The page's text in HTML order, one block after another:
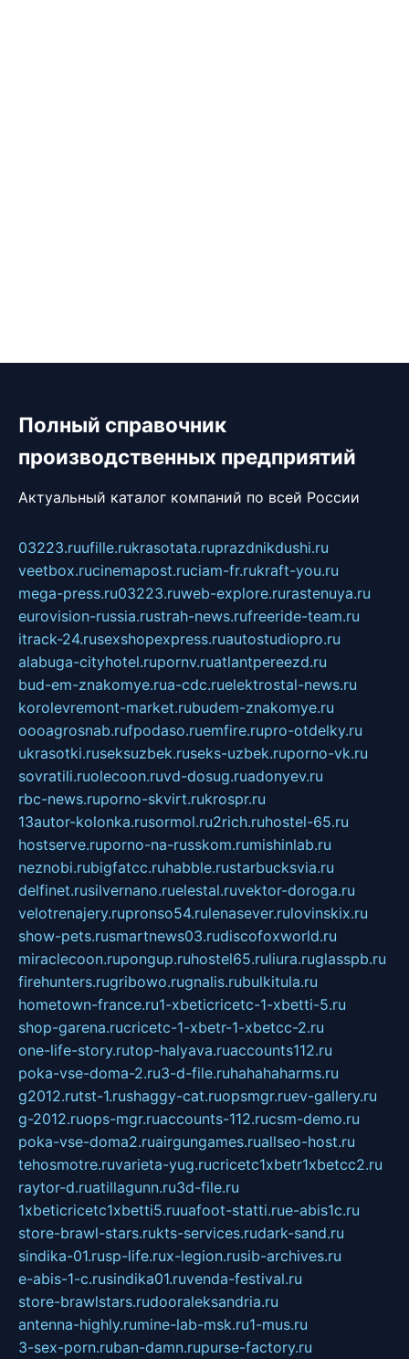
Полный справочник
производственных предприятий
Актуальный каталог компаний по всей России
03223.ruufille.rukrasotata.ruprazdnikdushi.ru
veetbox.rucinemapost.ruciam-fr.rukraft-you.ru
mega-press.ru03223.ruweb-explore.rurastenuya.ru
eurovision-russia.rustrah-news.rufreeride-team.ru
itrack-24.rusexshopexpress.ruautostudiopro.ru
alabuga-cityhotel.rupornv.ruatlantpereezd.ru
bud-em-znakomye.rua-cdc.ruelektrostal-news.ru
korolevremont-market.rubudem-znakomye.ru
oooagrosnab.rufpodaso.ruemfire.rupro-otdelky.ru
ukrasotki.ruseksuzbek.ruseks-uzbek.ruporno-vk.ru
sovratili.ruolecoon.ruvd-dosug.ruadonyev.ru
rbc-news.ruporno-skvirt.rukrospr.ru
13autor-kolonka.rusormol.ru2rich.ruhostel-65.ru
hostserve.ruporno-na-russkom.rumishinlab.ru
neznobi.rubigfatcc.ruhabble.rustarbucksvia.ru
delfinet.rusilvernano.ruelestal.ruvektor-doroga.ru
velotrenajery.rupronso54.rulenasever.rulovinskix.ru
show-pets.rusmartnews03.rudiscofoxworld.ru
miraclecoon.rupongup.ruhostel65.ruliura.ruglasspb.ru
firehunters.rugribowo.rugnalis.rubulkitula.ru
hometown-france.ru1-xbeticricetc-1-xbetti-5.ru
shop-garena.rucricetc-1-xbetr-1-xbetcc-2.ru
one-life-story.rutop-halyava.ruaccounts112.ru
poka-vse-doma-2.ru3-d-file.ruhahahaharms.ru
g2012.rutst-1.rushaggy-cat.ruopsmgr.ruev-gallery.ru
g-2012.ruops-mgr.ruaccounts-112.rucsm-demo.ru
poka-vse-doma2.ruairgungames.ruallseo-host.ru
tehosmotre.ruvarieta-yug.rucricetc1xbetr1xbetcc2.ru
raytor-d.ruatillagunn.ru3d-file.ru
1xbeticricetc1xbetti5.ruuafoot-statti.rue-abis1c.ru
store-brawl-stars.rukts-services.rudark-sand.ru
sindika-01.rusp-life.rux-legion.rusib-archives.ru
e-abis-1-c.rusindika01.ruvenda-festival.ru
store-brawlstars.rudooraleksandria.ru
antenna-highly.rumine-lab-msk.ru1-mus.ru
3-sex-porn.ruban-damn.rupurse-factory.ru